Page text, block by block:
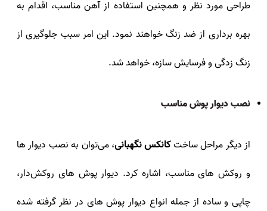
طراحی مورد نظر و همچنین استفاده از آهن مناسب، اقدام به
بهره برداری از ضد زنگ خواهند نمود. این امر سبب جلوگیری از
زنگ زدگی و فرسایش سازه، خواهد شد.
نصب دیوار پوش مناسب
از دیگر مراحل ساختکانکس نگهبانی، می‌توان به نصب دیوار ها
و روکش‌ های مناسب، اشاره کرد. دیوار پوش‌ های روکش‌دار،
چاپی و ساده از جمله انواع دیوار پوش‌ های در نظر گرفته شده